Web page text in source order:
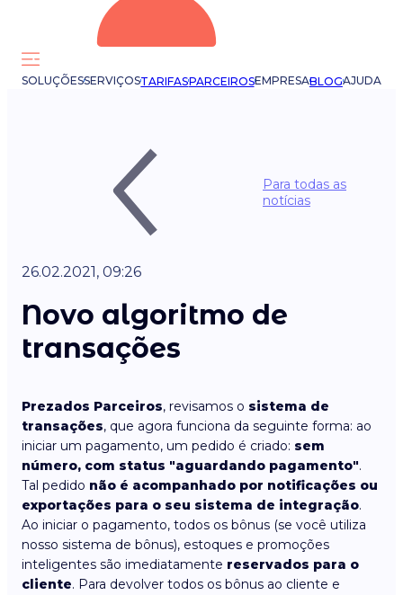
SOLUÇÕESSERVIÇOSTARIFASPARCEIROSEMPRESABLOGAJUDA
Para todas as
notícias
26.02.2021, 09:26
Novo algoritmo de
transações
Prezados Parceiros, revisamos o sistema de
transações, que agora funciona da seguinte forma: ao
iniciar um pagamento, um pedido é criado: sem
número, com status "aguardando pagamento".
Tal pedido não é acompanhado por notificações ou
exportações para o seu sistema de integração.
Ao iniciar o pagamento, todos os bônus (se você utiliza
nosso sistema de bônus), estoques e promoções
inteligentes são imediatamente reservados para o
cliente. Para devolver todos os bônus ao cliente e